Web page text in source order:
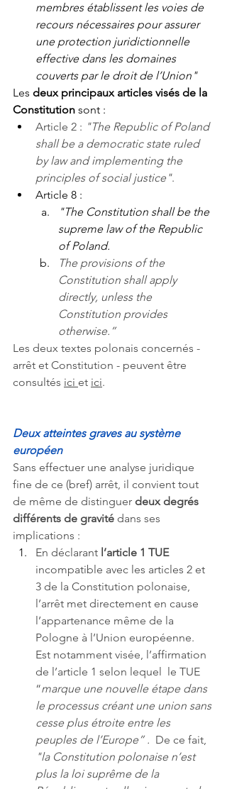
membres établissent les voies de
recours nécessaires pour assurer
une protection juridictionnelle
effective dans les domaines
couverts par le droit de l’Union"
Les deux principaux articles visés de la
Constitution sont :
Article 2 : "The Republic of Poland
shall be a democratic state ruled
by law and implementing the
principles of social justice".
Article 8 :
"The Constitution shall be the
supreme law of the Republic
of Poland.
The provisions of the
Constitution shall apply
directly, unless the
Constitution provides
otherwise.”
Les deux textes polonais concernés -
arrêt et Constitution - peuvent être
consultés ici et ici.
Deux atteintes graves au système
européen
Sans effectuer une analyse juridique
fine de ce (bref) arrêt, il convient tout
de même de distinguer deux degrés
différents de gravité dans ses
implications :
En déclarant l’article 1 TUE
incompatible avec les articles 2 et
3 de la Constitution polonaise,
l’arrêt met directement en cause
l’appartenance même de la
Pologne à l’Union européenne.
Est notamment visée, l’affirmation
de l’article 1 selon lequel  le TUE
“marque une nouvelle étape dans
le processus créant une union sans
cesse plus étroite entre les
peuples de l’Europe” . De ce fait,
"la Constitution polonaise n’est
plus la loi suprême de la